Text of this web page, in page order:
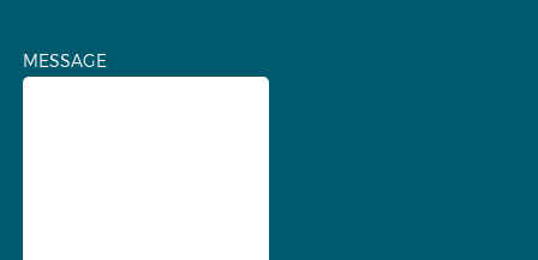
MESSAGE